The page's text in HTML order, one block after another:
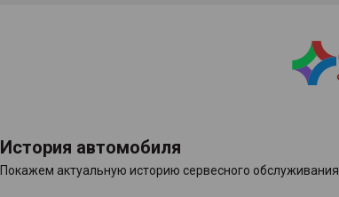
История автомобиля
Покажем актуальную историю сервесного обслуживания